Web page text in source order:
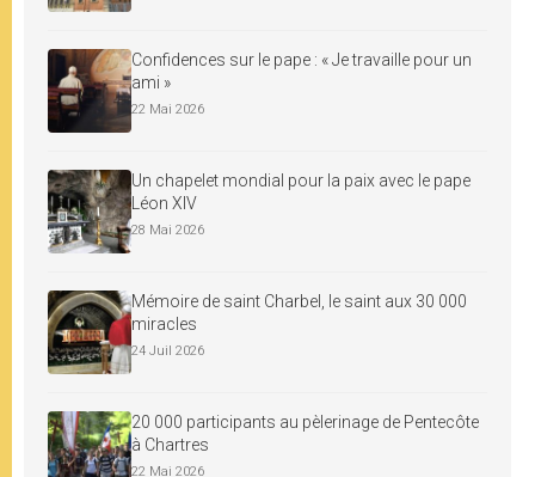
Confidences sur le pape : « Je travaille pour un
ami »
22 Mai 2026
Un chapelet mondial pour la paix avec le pape
Léon XIV
28 Mai 2026
Mémoire de saint Charbel, le saint aux 30 000
miracles
24 Juil 2026
20 000 participants au pèlerinage de Pentecôte
à Chartres
22 Mai 2026